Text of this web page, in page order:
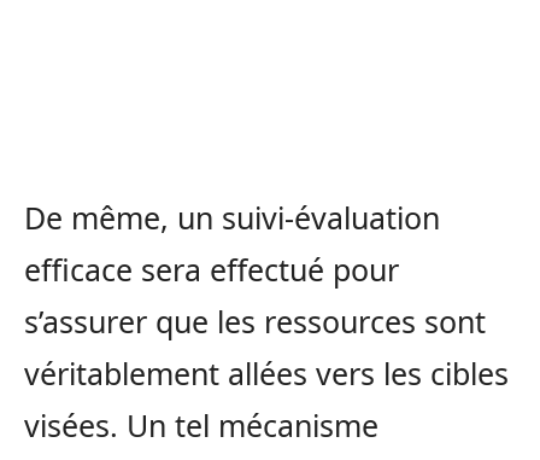
De même, un suivi-évaluation
efficace sera effectué pour
s’assurer que les ressources sont
véritablement allées vers les cibles
visées. Un tel mécanisme